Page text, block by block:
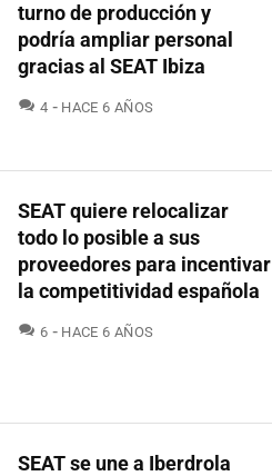
turno de producción y
podría ampliar personal
gracias al SEAT Ibiza
4 COMENTARIOS
HACE 6 AÑOS
SEAT quiere relocalizar
todo lo posible a sus
proveedores para incentivar
la competitividad española
6 COMENTARIOS
HACE 6 AÑOS
SEAT se une a Iberdrola